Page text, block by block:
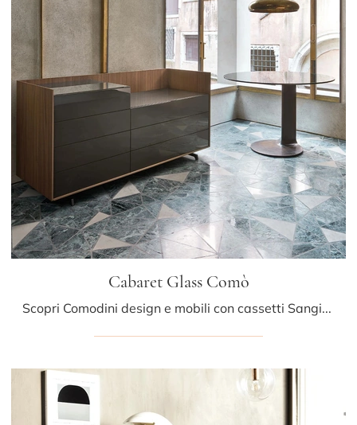
Cabaret Glass Comò
Scopri Comodini design e mobili con cassetti Sangiacomo! Il modello Cabaret Glass Comò realizzato in laccato lucido è l'acquisto perfetto.